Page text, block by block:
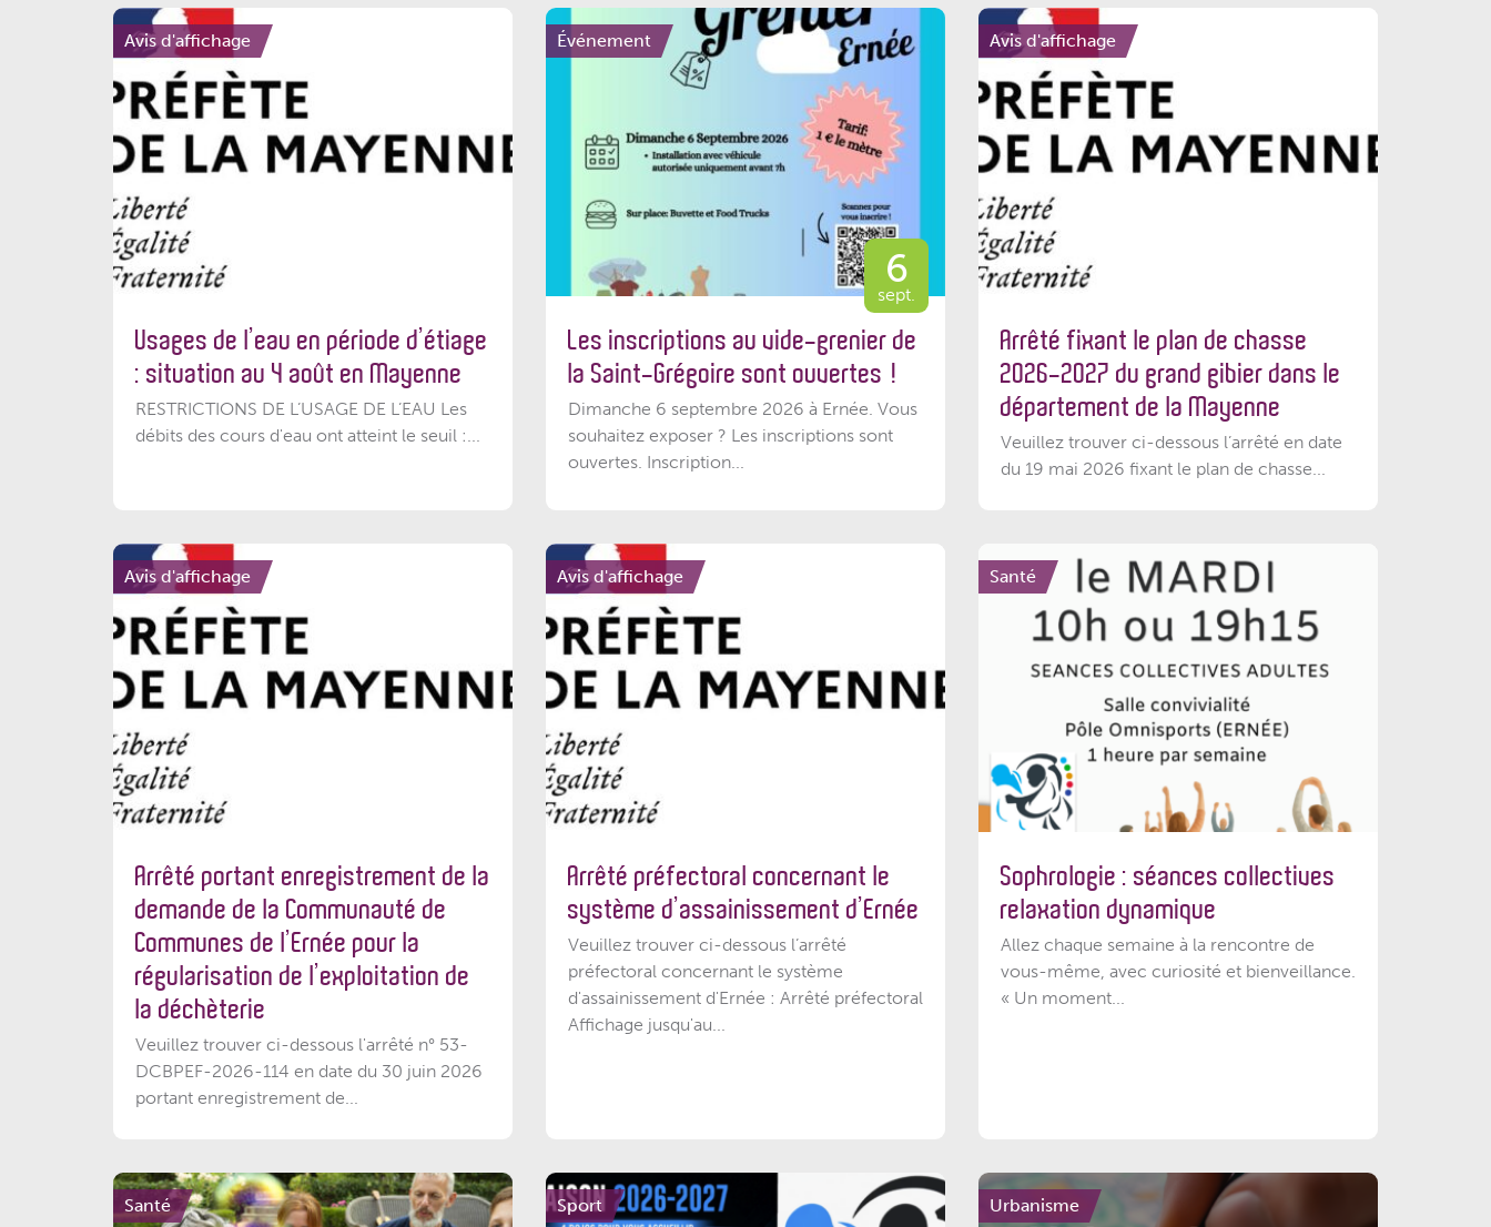
Avis d'affichage
Usages de l’eau en période d’étiage
: situation au 4 août en Mayenne
RESTRICTIONS DE L’USAGE DE L’EAU Les
débits des cours d'eau ont atteint le seuil :...
Événement
6
sept.
Les inscriptions au vide-grenier de
la Saint-Grégoire sont ouvertes !
Dimanche 6 septembre 2026 à Ernée. Vous
souhaitez exposer ? Les inscriptions sont
ouvertes. Inscription...
Avis d'affichage
Arrêté fixant le plan de chasse
2026-2027 du grand gibier dans le
département de la Mayenne
Veuillez trouver ci-dessous l’arrêté en date
du 19 mai 2026 fixant le plan de chasse...
Avis d'affichage
Arrêté portant enregistrement de la
demande de la Communauté de
Communes de l’Ernée pour la
régularisation de l’exploitation de
la déchèterie
Veuillez trouver ci-dessous l'arrêté n° 53-
DCBPEF-2026-114 en date du 30 juin 2026
portant enregistrement de...
Avis d'affichage
Arrêté préfectoral concernant le
système d’assainissement d’Ernée
Veuillez trouver ci-dessous l’arrêté
préfectoral concernant le système
d'assainissement d'Ernée : Arrêté préfectoral
Affichage jusqu'au...
Santé
Sophrologie : séances collectives
relaxation dynamique
Allez chaque semaine à la rencontre de
vous-même, avec curiosité et bienveillance.
« Un moment...
Santé Sport Urbanisme